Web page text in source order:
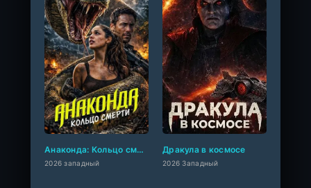
Анаконда: Кольцо смерти
2026 западный
Дракула в космосе
2026 Западный